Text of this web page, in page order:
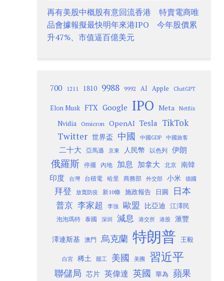
再有美股中概股有意回流香港 特賣電商唯
品會據報擬最快明年來港IPO 今年股價累
升47%、市值逼百億美元
700 1211 1810 9988 9992 AI Apple ChatGPT
Elon Musk FTX Google IPO Meta Netflix
Nvidia Omicron OpenAI Tesla TikTok
Twitter 世界盃 中國 中國GDP 中國旅客
二十大 亞馬遜 京東 人民幣 以色列 伊朗
俄羅斯 停擺 內地 加息 加拿大 北京
南韓
印度
台灣 台積電 哈里 商務部 外交部 小米 德國
拜登 放寬防疫 新10條 施政報告 日圓 日本
普京 李家超 李強 歐盟 比亞迪 江澤民
泡泡瑪特 泰國 深圳 減息 港交所 港股 滙豐
澤連斯基 澳門 烏克蘭 特朗普 王毅
白宮 稀土 罷工 美國 美團 習近平
聯儲局 芯片 英偉達 英國 華為 蘋果